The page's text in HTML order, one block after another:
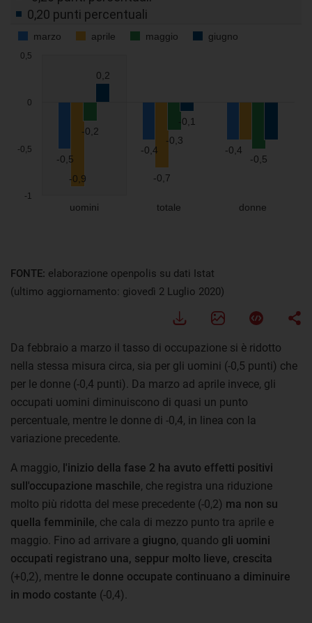
FONTE: elaborazione openpolis su dati Istat
(ultimo aggiornamento: giovedì 2 Luglio 2020)
Da febbraio a marzo il tasso di occupazione si è ridotto
nella stessa misura circa, sia per gli uomini (-0,5 punti) che
per le donne (-0,4 punti). Da marzo ad aprile invece, gli
occupati uomini diminuiscono di quasi un punto
percentuale, mentre le donne di -0,4, in linea con la
variazione precedente.
A maggio, l'inizio della fase 2 ha avuto effetti positivi
sull'occupazione maschile, che registra una riduzione
molto più ridotta del mese precedente (-0,2) ma non su
quella femminile, che cala di mezzo punto tra aprile e
maggio. Fino ad arrivare a giugno, quando gli uomini
occupati registrano una, seppur molto lieve, crescita
(+0,2), mentre le donne occupate continuano a diminuire
in modo costante (-0,4).